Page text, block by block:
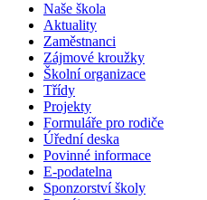
Naše škola
Aktuality
Zaměstnanci
Zájmové kroužky
Školní organizace
Třídy
Projekty
Formuláře pro rodiče
Úřední deska
Povinné informace
E-podatelna
Sponzorství školy